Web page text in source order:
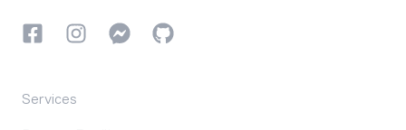
FacebookInstagramInstagram
GitHub
Services